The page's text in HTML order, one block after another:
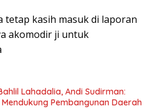
tetap kasih masuk di laporan
akomodir ji untuk
Lahadalia, Andi Sudirman:
Pembangunan Daerah